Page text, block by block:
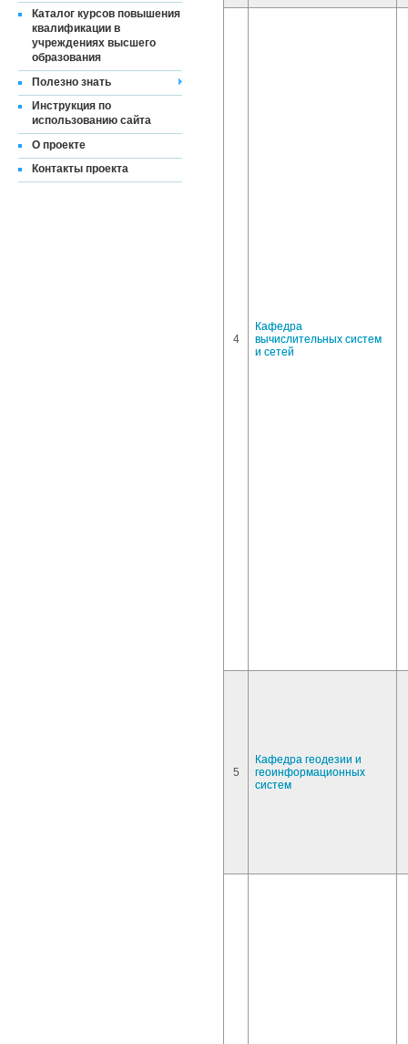
Каталог курсов повышения
квалификации в
учреждениях высшего
образования
Полезно знать
Инструкция по
использованию сайта
О проекте
Контакты проекта
4
Кафедра
вычислительных систем
и сетей
5
Кафедра геодезии и
геоинформационных
систем